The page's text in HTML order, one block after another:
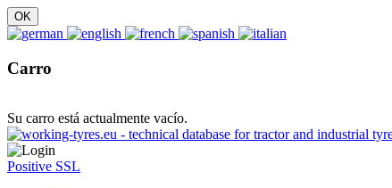
Carro
Su carro está actualmente vacío.
Positive SSL